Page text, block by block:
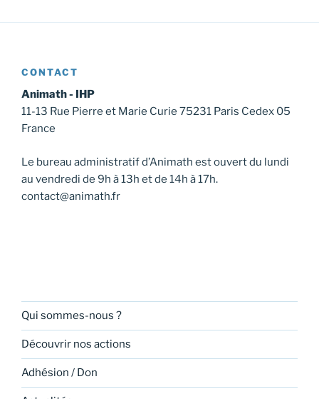
CONTACT
Animath - IHP
11-13 Rue Pierre et Marie Curie 75231 Paris Cedex 05
France
Le bureau administratif d’Animath est ouvert du lundi
au vendredi de 9h à 13h et de 14h à 17h.
contact@animath.fr
Qui sommes-nous ?
Découvrir nos actions
Adhésion / Don